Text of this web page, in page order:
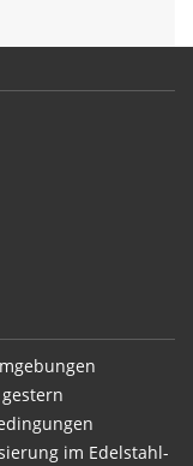
im Edelstahl-